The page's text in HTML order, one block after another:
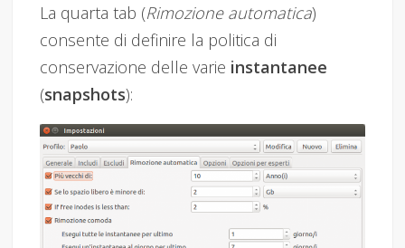
La quarta tab (Rimozione automatica)
consente di definire la politica di
conservazione delle varie instantanee
(snapshots):